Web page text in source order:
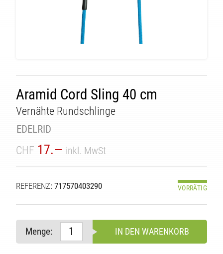
Aramid Cord Sling 40 cm
Vernähte Rundschlinge
EDELRID
CHF 17.— inkl. MwSt
REFERENZ: 717570403290 VORRÄTIG
Menge: IN DEN WARENKORB